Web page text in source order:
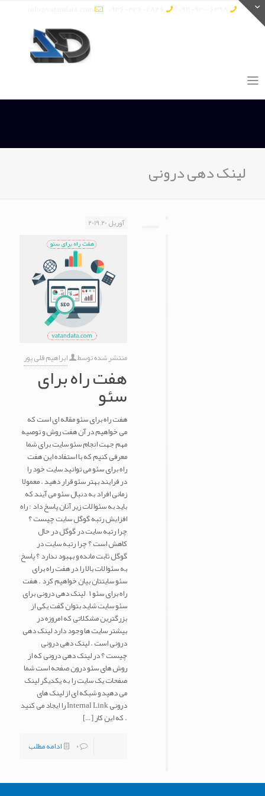
لینک دهی درونی
آوریل 20, 2019
منتشر شده توسط ابراهیم قلی پور
هفت راه برای
سئو
هفت راه برای سئو مقاله ای است که
می خواهیم در آن هفت روش و توصیه
مهم جهت انجام سئو سایت برای شما
معرفی کنیم که با استفاده این هفت
راه برای سئو می توانید سایت خود را
در فرایند بهتر سئو قرار دهید . معمولا
زمانی افراد به دنبال سئو می آیند که
باید به سئوالات زیر آنان پاسخ داد : راه
افزایش رتبه گوگل سایت چیست ؟
چرا رتبه سایت در گوگل در حال
کاهش است ؟ چرا رتبه سایت در
گوگل ثابت مانده و بهبود ندارد ؟ پاسخ
به سئوالات بالا را در هفت راه برای
سئو سایتتان بیان خواهیم کرد . هفت
راه برای سئو ۱ – لینک دهی درونی برای
سئو سایت شاید بتوان گفت یکی از
بزرگترین مشکلاتی که امروزه در
بیشتر سایت ها وجود دارد لینک دهی
درونی است . لینک دهی درونی
چیست ؟ در لینک دهی درونی که از
روش های سئو درون صفحه است شما
صفحات یک سایت را به یکدیگر لینک
می دهید و شبکه ای از لینک های
درونی Internal Link را ایجاد می کنید
. که این کار[…]
0
ادامه مطلب